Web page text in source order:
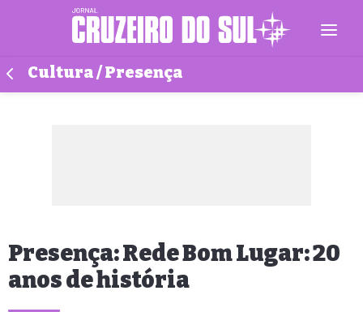
Cultura / Presença
Presença: Rede Bom Lugar: 20
anos de história